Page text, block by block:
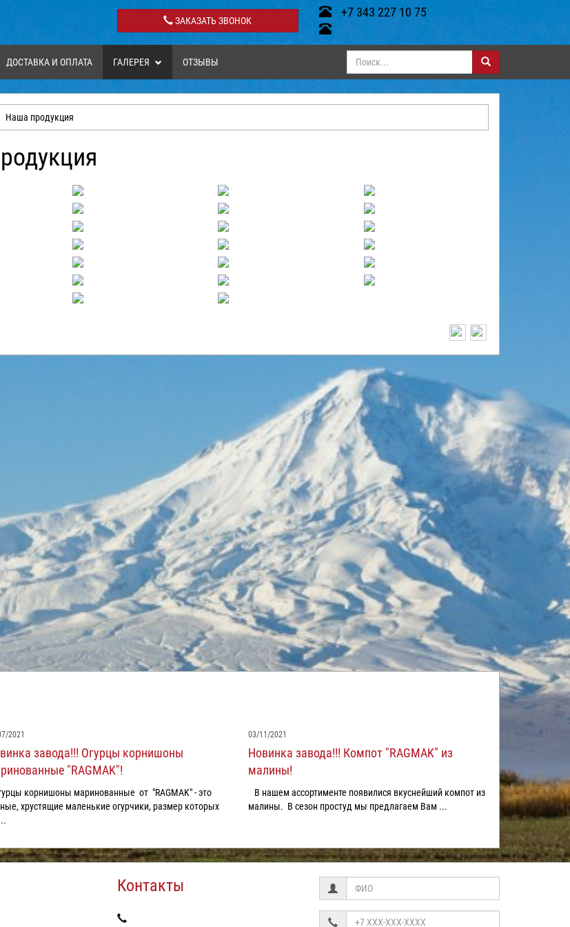
ЗАКАЗАТЬ ЗВОНОК
+7 343 227 10 75
ДОСТАВКА И ОПЛАТА ГАЛЕРЕЯ ОТЗЫВЫ
Наша продукция
2021
завода!!! Огурцы корнишоны
"RAGMAK"!
корнишоны маринованные от "RAGMAK" - это
хрустящие маленькие огурчики, размер которых
03/11/2021
Новинка завода!!! Компот "RAGMAK" из
малины!
В нашем ассортименте появилися вкуснейший компот из
малины. В сезон простуд мы предлагаем Вам ...
Контакты